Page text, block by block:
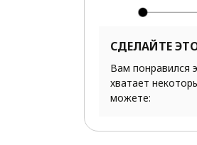
СДЕЛАЙТЕ
Вам понравился
хватает
можете: